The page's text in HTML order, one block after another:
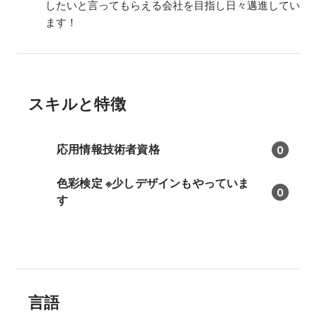
したいと言ってもらえる会社を目指し日々邁進してい
ます！
スキルと特徴
応用情報技術者資格 0
色彩検定 ※少しデザインもやっていま
す
0
言語